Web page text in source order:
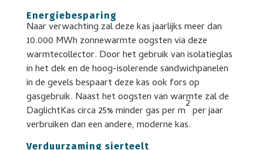
Energiebesparing
Naar verwachting zal deze kas jaarlijks meer dan
10.000 MWh zonnewarmte oogsten via deze
warmtecollector. Door het gebruik van isolatieglas
in het dek en de hoog-isolerende sandwichpanelen
in de gevels bespaart deze kas ook fors op
gasgebruik. Naast het oogsten van warmte zal de
DaglichtKas circa 25% minder gas per m2per jaar
verbruiken dan een andere, moderne kas.
Verduurzaming sierteelt